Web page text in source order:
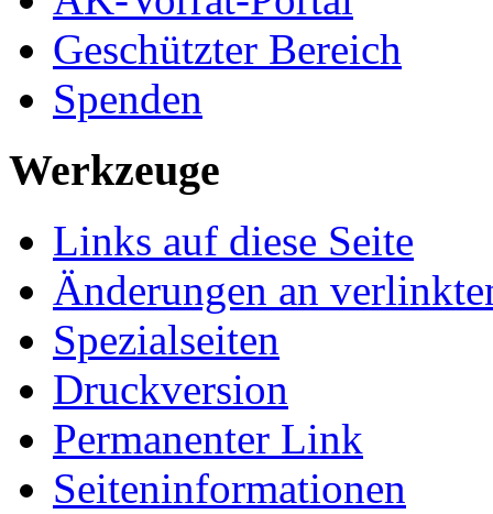
Geschützter Bereich
Spenden
Werkzeuge
Links auf diese Seite
Änderungen an
Spezialseiten
Druckversion
Permanenter Link
Seiten­­informationen